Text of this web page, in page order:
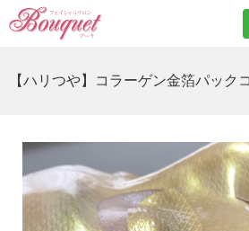
【ハリつや】コラーゲン金箔パック